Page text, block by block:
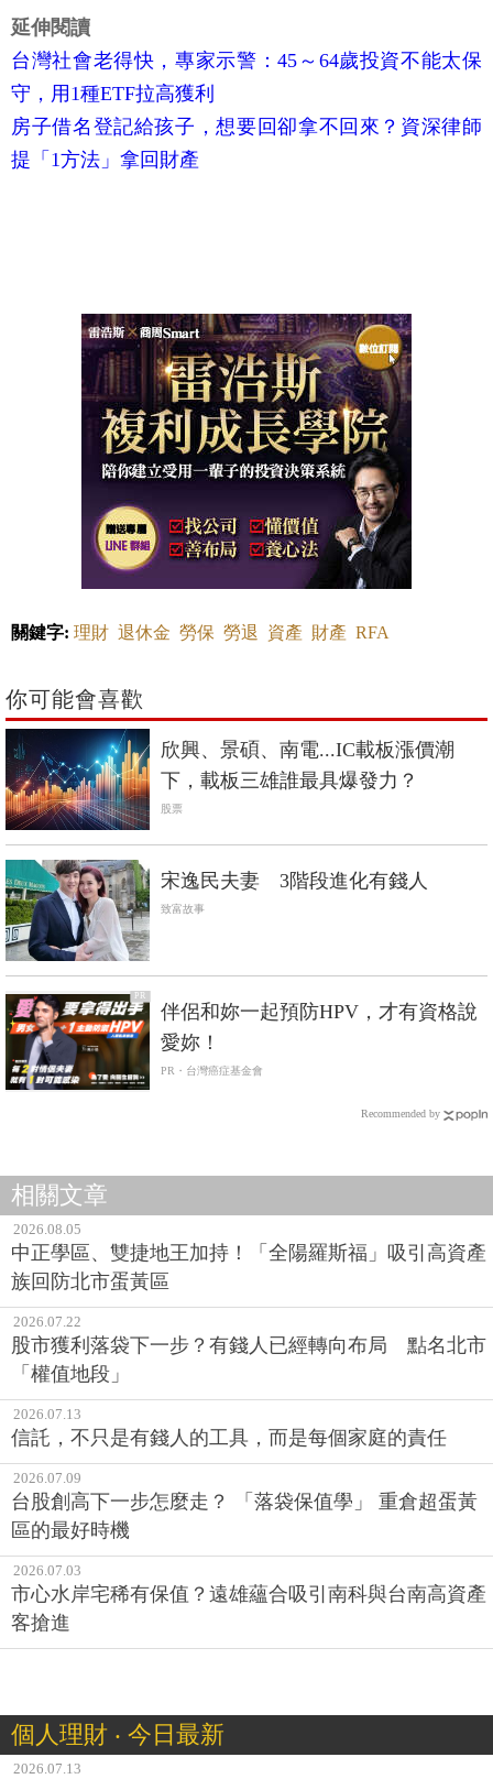
延伸閱讀
台灣社會老得快，專家示警：45～64歲投資不能太保
守，用1種ETF拉高獲利
房子借名登記給孩子，想要回卻拿不回來？資深律師
提「1方法」拿回財產
關鍵字: 理財 退休金 勞保 勞退 資產 財產 RFA
你可能會喜歡
欣興、景碩、南電...IC載板漲價潮
下，載板三雄誰最具爆發力？
股票
宋逸民夫妻 3階段進化有錢人
致富故事
PR
伴侶和妳一起預防HPV，才有資格說
愛妳！
PR・台灣癌症基金會
Recommended by
相關文章
2026.08.05
中正學區、雙捷地王加持！「全陽羅斯福」吸引高資產
族回防北市蛋黃區
2026.07.22
股市獲利落袋下一步？有錢人已經轉向布局 點名北市
「權值地段」
2026.07.13
信託，不只是有錢人的工具，而是每個家庭的責任
2026.07.09
台股創高下一步怎麼走？ 「落袋保值學」 重倉超蛋黃
區的最好時機
2026.07.03
市心水岸宅稀有保值？遠雄蘊合吸引南科與台南高資產
客搶進
個人理財 ‧ 今日最新
2026.07.13